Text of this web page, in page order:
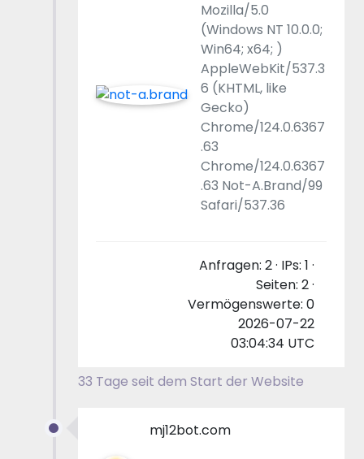
Mozilla/5.0
(Windows NT 10.0.0;
Win64; x64; )
AppleWebKit/537.3
6 (KHTML, like
Gecko)
Chrome/124.0.6367
.63
Chrome/124.0.6367
.63 Not-A.Brand/99
Safari/537.36
Anfragen: 2 · IPs: 1 ·
Seiten: 2 ·
Vermögenswerte: 0
2026-07-22
03:04:34 UTC
33 Tage seit dem Start der Website
mj12bot.com